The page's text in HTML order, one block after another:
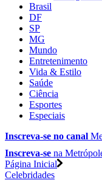
Brasil
DF
SP
MG
Mundo
Entretenimento
Vida & Estilo
Saúde
Ciência
Esportes
Especiais
Inscreva-se no canal
Inscreva-se na
Página Inicial
Celebridades